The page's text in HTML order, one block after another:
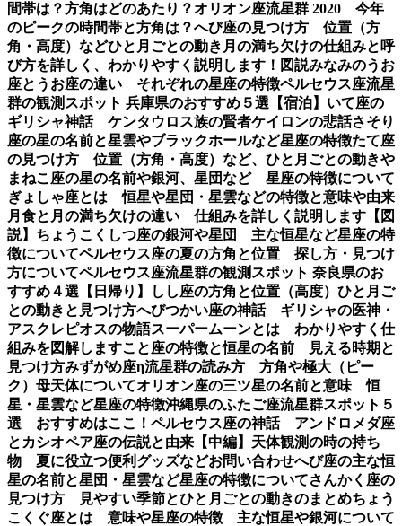
間帯は？方角はどのあたり？オリオン座流星群 2020 今年
のピークの時間帯と方角は？へび座の見つけ方 位置（方
角・高度）などひと月ごとの動き 月の満ち欠けの仕組みと呼
び方を詳しく、わかりやすく説明します！図説みなみのうお
座とうお座の違い それぞれの星座の特徴ペルセウス座流星
群の観測スポット 兵庫県のおすすめ５選【宿泊】 いて座の
ギリシャ神話 ケンタウロス族の賢者ケイロンの悲話さそり
座の星の名前と星雲やブラックホールなど星座の特徴たて座
の見つけ方 位置（方角・高度）など、ひと月ごとの動きや
まねこ座の星の名前や銀河、星団など 星座の特徴について
ぎょしゃ座とは 恒星や星団・星雲などの特徴と意味や由来
月食と月の満ち欠けの違い 仕組みを詳しく説明します【図
説】 ちょうこくしつ座の銀河や星団 主な恒星など星座の特
徴についてペルセウス座の夏の方角と位置 探し方・見つけ
方についてペルセウス座流星群の観測スポット 奈良県のお
すすめ４選【日帰り】
しし座の方角と位置（高度）ひと月ご
との動きと見つけ方へびつかい座の神話 ギリシャの医神・
アスクレピオスの物語スーパームーンとは わかりやすく仕
組みを図解しますこと座の特徴と恒星の名前 見える時期と
見つけ方みずがめ座η流星群の読み方 方角や極大（ピー
ク）母天体についてオリオン座の三ツ星の名前と意味 恒
星・星雲など星座の特徴沖縄県のふたご座流星群スポット５
選 おすすめはここ！ ペルセウス座の神話 アンドロメダ座
とカシオペア座の伝説と由来【中編】 天体観測の時の持ち
物 夏に役立つ便利グッズなどお問い合わせへび座の主な恒
星の名前と星団・星雲など星座の特徴についてさんかく座の
見つけ方 見やすい季節とひと月ごとの動きのまとめちょう
こくぐ座とは 意味や星座の特徴 主な恒星や銀河について